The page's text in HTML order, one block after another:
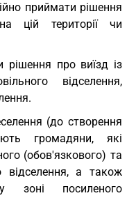
приймати рішення
цій території чи
рішення про виїзд із
відселення,
(до створення
громадяни, які
(обов'язкового) та
відселення, а також
зоні посиленого